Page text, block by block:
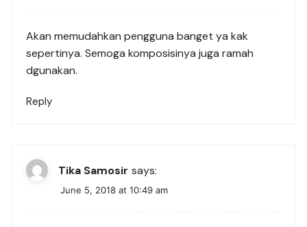
Akan memudahkan pengguna banget ya kak
sepertinya. Semoga komposisinya juga ramah
dgunakan.
Reply
Tika Samosir says:
June 5, 2018 at 10:49 am